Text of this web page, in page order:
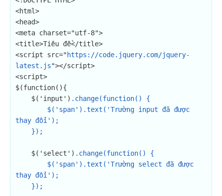
<html>
<head>
<meta charset="utf-8">
<title>Tiêu đề</title>
<script src="https://code.jquery.com/jquery-
latest.js"></script>
<script>
$(function(){
    $('input')
.change(function() {
thay đổi');
    });
    $('select')
.change(function() {
thay đổi');
    });